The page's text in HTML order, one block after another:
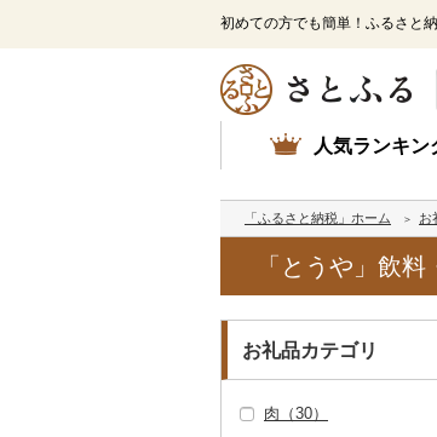
初めての方でも簡単！ふるさと
人気ランキン
「ふるさと納税」ホーム お
「とうや」飲
お礼品カテゴリ
肉（30）